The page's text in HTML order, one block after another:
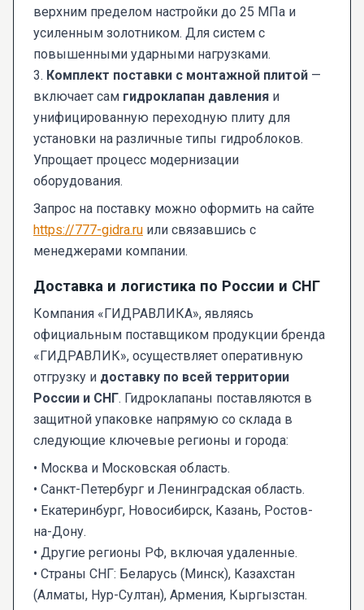
верхним пределом настройки до 25 МПа и
усиленным золотником. Для систем с
повышенными ударными нагрузками.
3. Комплект поставки с монтажной плитой —
включает сам гидроклапан давления и
унифицированную переходную плиту для
установки на различные типы гидроблоков.
Упрощает процесс модернизации
оборудования.
Запрос на поставку можно оформить на сайте
https://777-gidra.ru или связавшись с
менеджерами компании.
Доставка и логистика по России и СНГ
Компания «ГИДРАВЛИКА», являясь
официальным поставщиком продукции бренда
«ГИДРАВЛИК», осуществляет оперативную
отгрузку и доставку по всей территории
России и СНГ. Гидроклапаны поставляются в
защитной упаковке напрямую со склада в
следующие ключевые регионы и города:
• Москва и Московская область.
• Санкт-Петербург и Ленинградская область.
• Екатеринбург, Новосибирск, Казань, Ростов-
на-Дону.
• Другие регионы РФ, включая удаленные.
• Страны СНГ: Беларусь (Минск), Казахстан
(Алматы, Нур-Султан), Армения, Кыргызстан.